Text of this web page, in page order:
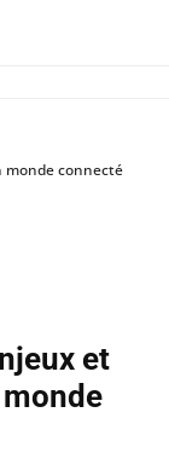
monde connecté
et